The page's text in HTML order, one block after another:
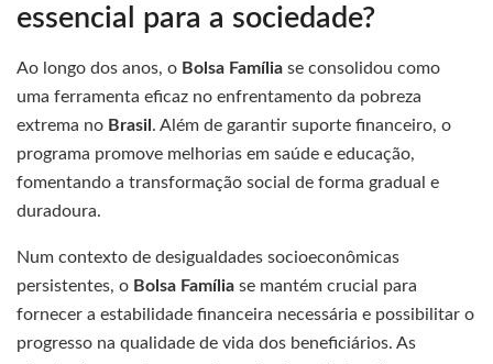
essencial para a sociedade?
Ao longo dos anos, o Bolsa Família se consolidou como
uma ferramenta eficaz no enfrentamento da pobreza
extrema no Brasil . Além de garantir suporte financeiro, o
programa promove melhorias em saúde e educação,
fomentando a transformação social de forma gradual e
duradoura.
Num contexto de desigualdades socioeconômicas
persistentes, o Bolsa Família se mantém crucial para
fornecer a estabilidade financeira necessária e possibilitar o
progresso na qualidade de vida dos beneficiários. As